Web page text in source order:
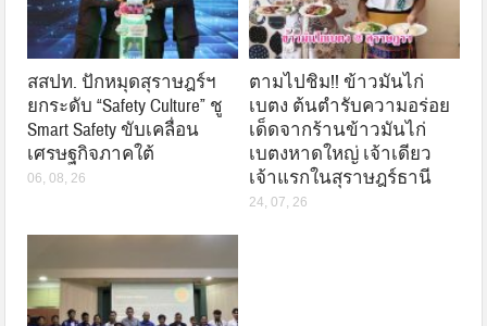
สสปท. ปักหมุดสุราษฎร์ฯ
ยกระดับ “Safety Culture” ชู
Smart Safety ขับเคลื่อน
เศรษฐกิจภาคใต้
06, 08, 26
ตามไปชิม!! ข้าวมันไก่
เบตง ต้นตำรับความอร่อย
เด็ดจากร้านข้าวมันไก่
เบตงหาดใหญ่ เจ้าเดียว
เจ้าแรกในสุราษฎร์ธานี
24, 07, 26